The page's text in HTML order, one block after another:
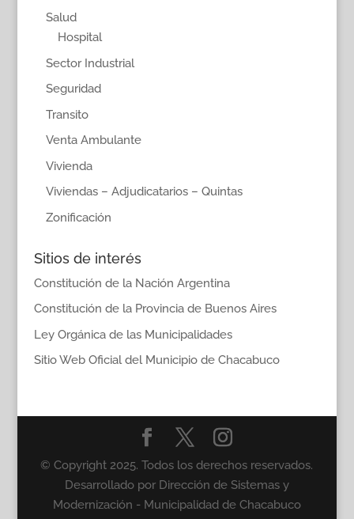
Salud
Hospital
Sector Industrial
Seguridad
Transito
Venta Ambulante
Vivienda
Viviendas – Adjudicatarios – Quintas
Zonificación
Sitios de interés
Constitución de la Nación Argentina
Constitución de la Provincia de Buenos Aires
Ley Orgánica de las Municipalidades
Sitio Web Oficial del Municipio de Chacabuco
© Copyright 2025. Todos los derechos reservados.
Desarrollado por Dirección de Sistemas y
Modernización - Municipalidad de Chacabuco